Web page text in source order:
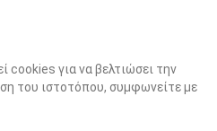
cookies για να βελτιώσει την
του ιστοτόπου, συμφωνείτε με